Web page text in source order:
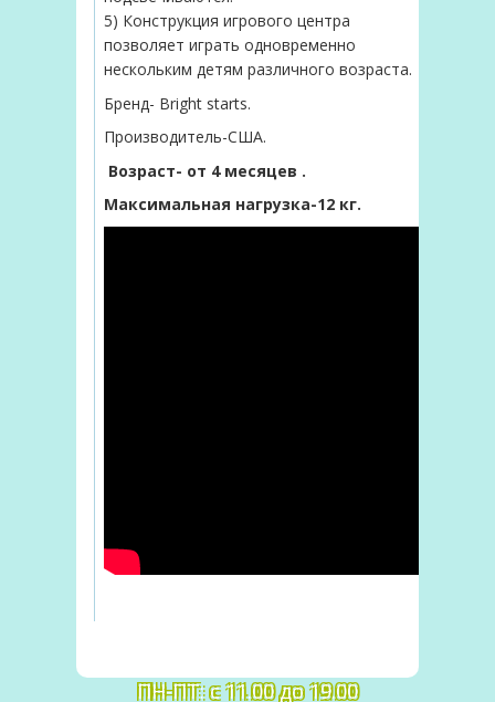
5) Конструкция игрового центра
позволяет играть одновременно
нескольким детям различного возраста.
Бренд- Bright starts.
Производитель-США.
Возраст- от 4 месяцев .
Максимальная нагрузка-12 кг.
ПН-ПТ: c 11.00 до 19.00